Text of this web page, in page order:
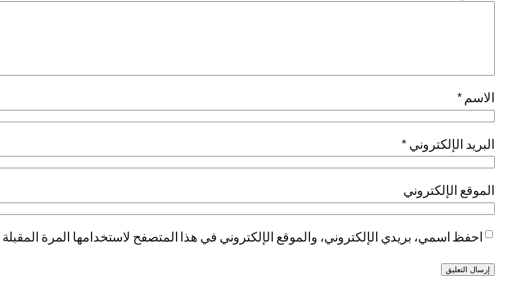
الاسم*
البريد الإلكتروني *
الموقع الإلكتروني
احفظ اسمي، بريدي الإلكتروني، والموقع الإلكتروني في هذا المتصفح لاستخدامها المرة